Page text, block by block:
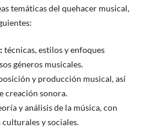
temáticas del quehacer musical,
técnicas, estilos y enfoques
géneros musicales.
y producción musical, así
creación sonora.
y análisis de la música, con
culturales y sociales.